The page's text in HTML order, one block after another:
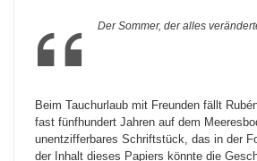
Der Sommer, der alles
Beim Tauchurlaub mit Freunden fällt
fast fünfhundert Jahren auf dem
unentzifferbares Schriftstück, das in der
der Inhalt dieses Papiers könnte die